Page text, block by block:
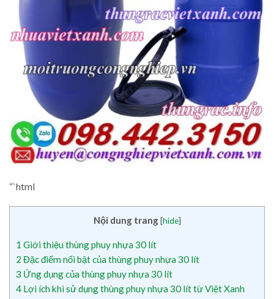
“`html
Nội dung trang [hide]
1 Giới thiệu thùng phuy nhựa 30 lít
2 Đặc điểm nổi bật của thùng phuy nhựa 30 lít
3 Ứng dụng của thùng phuy nhựa 30 lít
4 Lợi ích khi sử dụng thùng phuy nhựa 30 lít từ Việt Xanh